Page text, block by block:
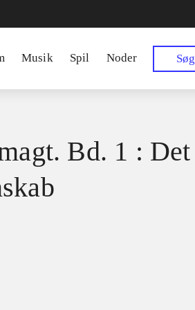
Musik Spil Noder Søg
Bd. 1 : Det